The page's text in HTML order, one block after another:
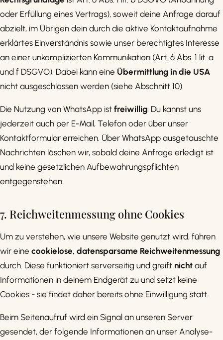
oder Erfüllung eines Vertrags), soweit deine Anfrage darauf
abzielt, im Übrigen dein durch die aktive Kontaktaufnahme
erklärtes Einverständnis sowie unser berechtigtes Interesse
an einer unkomplizierten Kommunikation (Art. 6 Abs. 1 lit. a
und f DSGVO). Dabei kann eine Übermittlung in die USA
nicht ausgeschlossen werden (siehe Abschnitt 10).
Die Nutzung von WhatsApp ist freiwillig: Du kannst uns
jederzeit auch per E-Mail, Telefon oder über unser
Kontaktformular erreichen. Über WhatsApp ausgetauschte
Nachrichten löschen wir, sobald deine Anfrage erledigt ist
und keine gesetzlichen Aufbewahrungspflichten
entgegenstehen.
7. Reichweitenmessung ohne Cookies
Um zu verstehen, wie unsere Website genutzt wird, führen
wir eine cookielose, datensparsame Reichweitenmessung
durch. Diese funktioniert serverseitig und greift nicht auf
Informationen in deinem Endgerät zu und setzt keine
Cookies - sie findet daher bereits ohne Einwilligung statt.
Beim Seitenaufruf wird ein Signal an unseren Server
gesendet, der folgende Informationen an unser Analyse-